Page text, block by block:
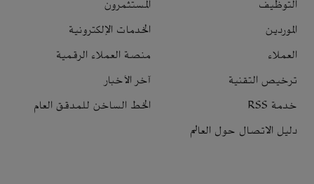
التوظيف
المستثمرون
الموردين
الخدمات الإلكترونية
العملاء
منصة العملاء الرقمية
ترخيص التقنية
آخر الأخبار
خدمة RSS
الخط الساخن للمدقق العام
دليل الاتصال حول العالم